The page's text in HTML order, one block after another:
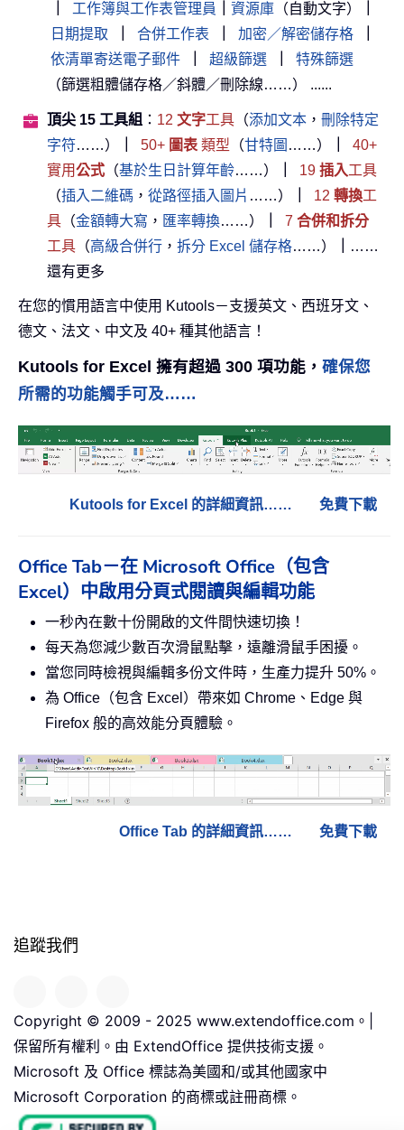
工作簿與工作表管理員 資源庫 （自動文字）
日期提取
合併工作表 加密／解密儲存格
依清單寄送電子郵件
超級篩選
特殊篩選
（篩選粗體儲存格／斜體／刪除線……） ......
頂尖 15 工具組 ： 12 文字工具 （添加文本 ， 刪除特定
字符……） 50+ 圖表 類型 （甘特圖 ……）
40+
實用公式 （基於生日計算年齡……） 19 插入工具
（插入二維碼 ， 從路徑插入圖片 ……） 12 轉換工
具 （金額轉大寫 ， 匯率轉換……） 7 合併和拆分
工具 （高級合併行 ， 拆分 Excel 儲存格……）
……
還有更多
在您的慣用語言中使用 Kutools－支援英文、西班牙文、
德文、法文、中文及 40+ 種其他語言！
Kutools for Excel 擁有超過 300 項功能， 確保您
所需的功能觸手可及……
Kutools for Excel 的詳細資訊…… 免費下載
Office Tab－在 Microsoft Office（包含
Excel）中啟用分頁式閱讀與編輯功能
一秒內在數十份開啟的文件間快速切換！
每天為您減少數百次滑鼠點擊，遠離滑鼠手困擾。
當您同時檢視與編輯多份文件時，生產力提升 50%。
為 Office（包含 Excel）帶來如 Chrome、Edge 與
Firefox 般的高效能分頁體驗。
Office Tab 的詳細資訊…… 免費下載
追蹤我們
Copyright © 2009 - 2025 www.extendoffice.com。|
保留所有權利。由 ExtendOffice 提供技術支援。
Microsoft 及 Office 標誌為美國和/或其他國家中
Microsoft Corporation 的商標或註冊商標。